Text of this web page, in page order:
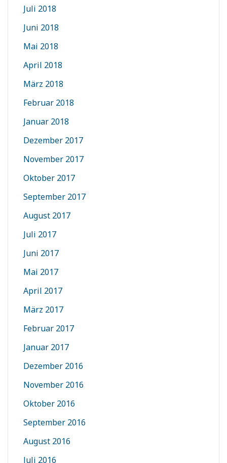
Juli 2018
Juni 2018
Mai 2018
April 2018
März 2018
Februar 2018
Januar 2018
Dezember 2017
November 2017
Oktober 2017
September 2017
August 2017
Juli 2017
Juni 2017
Mai 2017
April 2017
März 2017
Februar 2017
Januar 2017
Dezember 2016
November 2016
Oktober 2016
September 2016
August 2016
Juli 2016